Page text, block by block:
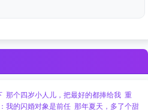
那个四岁小人儿，把最好的都捧给我 重
我的闪婚对象是前任 那年夏天，多了个甜